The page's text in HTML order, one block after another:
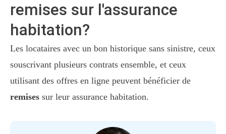
remises sur l'assurance
habitation?
Les locataires avec un bon historique sans sinistre, ceux
souscrivant plusieurs contrats ensemble, et ceux
utilisant des offres en ligne peuvent bénéficier de
remises sur leur assurance habitation.